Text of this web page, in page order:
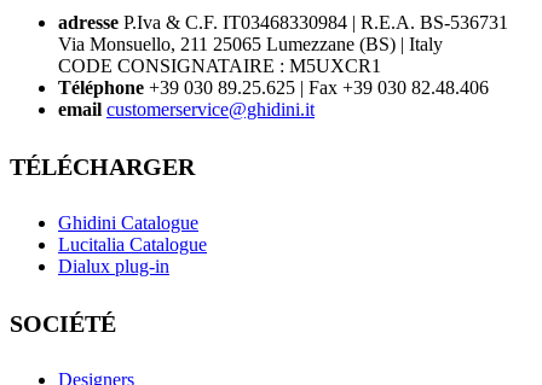
adresse P.Iva & C.F. IT03468330984 | R.E.A. BS-536731
Via Monsuello, 211 25065 Lumezzane (BS) | Italy
CODE CONSIGNATAIRE : M5UXCR1
Téléphone +39 030 89.25.625 | Fax +39 030 82.48.406
email customerservice@ghidini.it
TÉLÉCHARGER
Ghidini Catalogue
Lucitalia Catalogue
Dialux plug-in
SOCIÉTÉ
Designers